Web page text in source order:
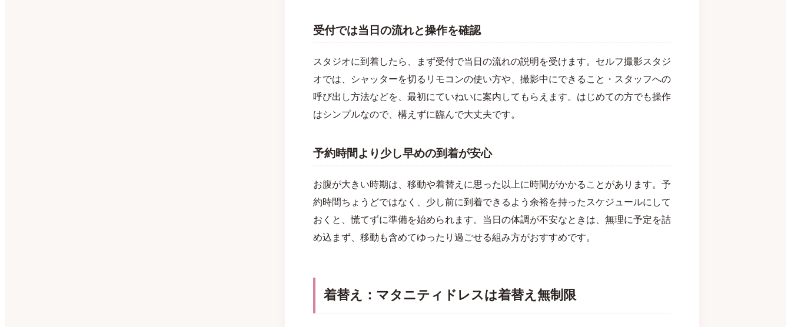
受付では当日の流れと操作を確認
スタジオに到着したら、まず受付で当日の流れの説明を受けます。セルフ撮影スタジ
オでは、シャッターを切るリモコンの使い方や、撮影中にできること・スタッフへの
呼び出し方法などを、最初にていねいに案内してもらえます。はじめての方でも操作
はシンプルなので、構えずに臨んで大丈夫です。
予約時間より少し早めの到着が安心
お腹が大きい時期は、移動や着替えに思った以上に時間がかかることがあります。予
約時間ちょうどではなく、少し前に到着できるよう余裕を持ったスケジュールにして
おくと、慌てずに準備を始められます。当日の体調が不安なときは、無理に予定を詰
め込まず、移動も含めてゆったり過ごせる組み方がおすすめです。
着替え：マタニティドレスは着替え無制限